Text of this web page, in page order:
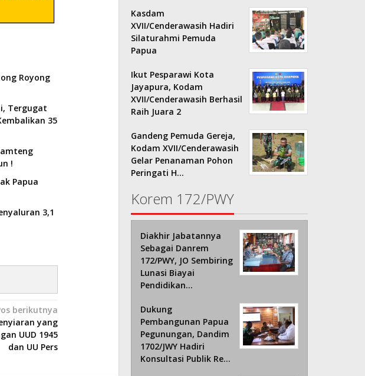
Royong
Tergugat
35
!
Papua
3,1
berikutnya
yang
UUD 1945
dan UU Pers
Kasdam
XVII/Cenderawasih Hadiri
Silaturahmi Pemuda
Papua
Ikut Pesparawi Kota
Jayapura, Kodam
XVII/Cenderawasih Berhasil
Raih Juara 2
Gandeng Pemuda Gereja,
Kodam XVII/Cenderawasih
Gelar Penanaman Pohon
Peringati H…
Korem 172/PWY
Diakhir Jabatannya
Sebagai Danrem
172/PWY, JO Sembiring
Lunasi Biayai
Pendidikan…
Dukung
Pembangunan Papua
Pegunungan, Dandim
1702/JWY Hadiri
Konsultasi Publik Re…